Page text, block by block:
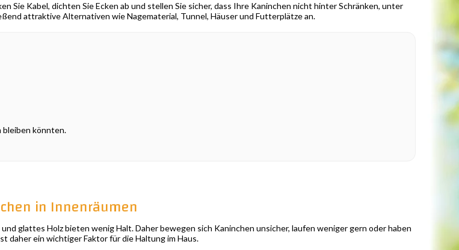
Sie Kabel, dichten Sie Ecken ab und stellen Sie sicher, dass Ihre Kaninchen nicht hinter Schränken, unter
attraktive Alternativen wie Nagematerial, Tunnel, Häuser und Futterplätze an.
bleiben könnten.
in Innenräumen
glattes Holz bieten wenig Halt. Daher bewegen sich Kaninchen unsicher, laufen weniger gern oder haben
daher ein wichtiger Faktor für die Haltung im Haus.